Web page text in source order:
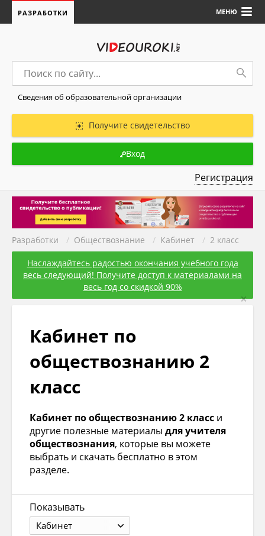
МЕНЮ
РАЗРАБОТКИ
Сведения об образовательной организации
Получите свидетельство
Вход
Регистрация
Разработки / Обществознание / Кабинет / 2 класс
Наслаждайтесь радостью окончания учебного года
весь следующий! Получите доступ к материалами на
весь год со скидкой 90%
×
Кабинет по
обществознанию 2
класс
Кабинет по обществознанию 2 класс и
другие полезные материалы для учителя
обществознания, которые вы можете
выбрать и скачать бесплатно в этом
разделе.
Показывать
Кабинет